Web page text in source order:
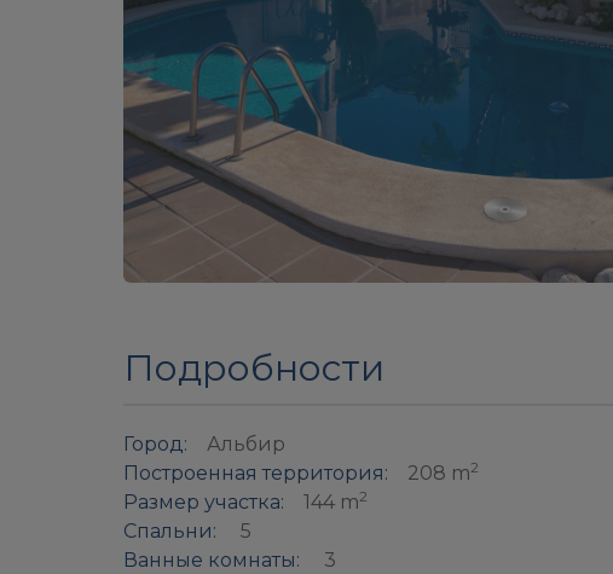
Подробности
Город:
Альбир
Построенная территория:
208 m2
Размер участка: 144 m2
Спальни:
5
Ванные комнаты:
3